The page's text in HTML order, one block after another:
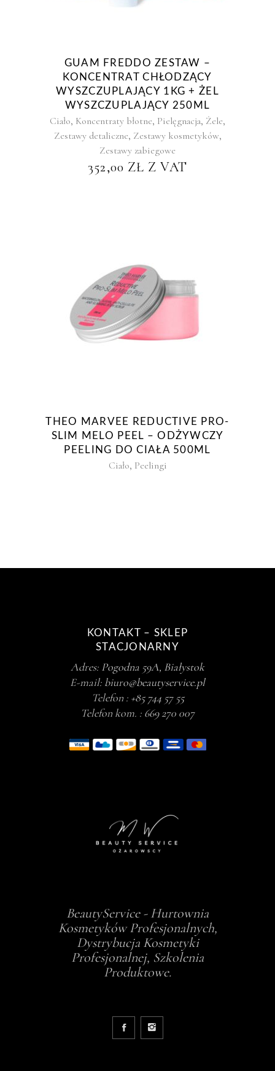
GUAM FREDDO ZESTAW –
KONCENTRAT CHŁODZĄCY
WYSZCZUPLAJĄCY 1KG + ŻEL
WYSZCZUPLAJĄCY 250ML
Ciało, Koncentraty błotne, Pielęgnacja, Żele,
Zestawy detaliczne, Zestawy kosmetyków,
Zestawy zabiegowe
352,00 ZŁ Z VAT
THEO MARVEE REDUCTIVE PRO-
SLIM MELO PEEL – ODŻYWCZY
PEELING DO CIAŁA 500ML
Ciało, Peelingi
KONTAKT – SKLEP
STACJONARNY
Adres: Pogodna 59A, Białystok
E-mail: biuro@beautyservice.pl
Telefon : +85 744 57 55
Telefon kom. : 669 270 007
BeautyService - Hurtownia
Kosmetyków Profesjonalnych,
Dystrybucja Kosmetyki
Profesjonalnej, Szkolenia
Produktowe.